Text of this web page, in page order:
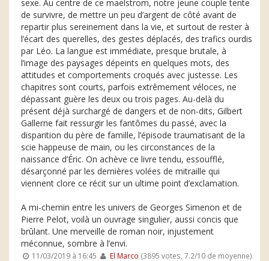
sexe. Au centre de ce maelstrom, notre jeune couple tente
de survivre, de mettre un peu d’argent de côté avant de
repartir plus sereinement dans la vie, et surtout de rester à
l’écart des querelles, des gestes déplacés, des trafics ourdis
par Léo. La langue est immédiate, presque brutale, à
l’image des paysages dépeints en quelques mots, des
attitudes et comportements croqués avec justesse. Les
chapitres sont courts, parfois extrêmement véloces, ne
dépassant guère les deux ou trois pages. Au-delà du
présent déjà surchargé de dangers et de non-dits, Gilbert
Gallerne fait ressurgir les fantômes du passé, avec la
disparition du père de famille, l’épisode traumatisant de la
scie happeuse de main, ou les circonstances de la
naissance d’Éric. On achève ce livre tendu, essoufflé,
désarçonné par les dernières volées de mitraille qui
viennent clore ce récit sur un ultime point d’exclamation.
A mi-chemin entre les univers de Georges Simenon et de
Pierre Pelot, voilà un ouvrage singulier, aussi concis que
brûlant. Une merveille de roman noir, injustement
méconnue, sombre à l’envi.
11/03/2019 à 16:45 El Marco (3895 votes, 7.2/10 de moyenne)